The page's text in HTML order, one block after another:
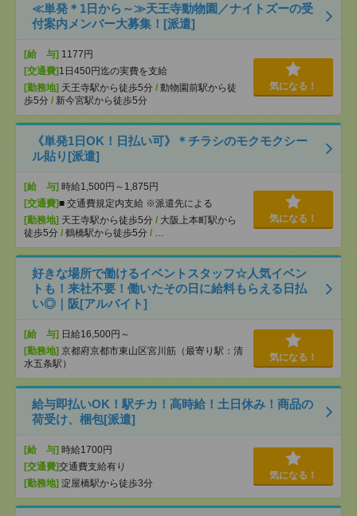
≪単発＊1日から～≫天王寺動物園／ナイトズーの受
付案内メンバー大募集！[派遣]
[給 与] 1177円
[交通費] 1日450円迄の実費を支給
[勤務地] 天王寺駅から徒歩5分 / 動物園前駅から徒
歩5分 / 新今宮駅から徒歩5分
気になる！
《単発1日OK！日払い可》＊チラシのモクモクシー
ル貼り[派遣]
[給 与] 時給1,500円～1,875円
[交通費]■ 交通費規定内支給 ※派遣先による
[勤務地] 天王寺駅から徒歩5分 / 大阪上本町駅から
徒歩5分 / 鶴橋駅から徒歩5分 / …
気になる！
好きな場所で働けるイベントスタッフ☆人気イベン
トも！来社不要！働いたその日に給料もらえる日払
い◎｜阪[アルバイト]
[給 与] 日給16,500円～
[勤務地] 京都府京都市東山区宮川筋（最寄り駅：清
水五条駅）
気になる！
給与即払いOK！駅チカ！高時給！土日休み！商品の
荷受け、梱包[派遣]
[給 与] 時給1700円
[交通費]交通費支給有り
[勤務地] 淀屋橋駅から徒歩3分
気になる！